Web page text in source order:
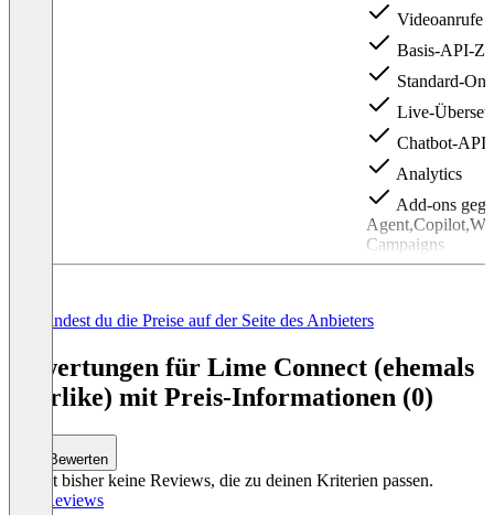
Videoanrufe
Basis-API-
Standard-
Live-
Chatbot-API
Analytics
Add-ons
Campaigns
Hier findest du die Preise auf der Seite des Anbieters
Bewertungen für Lime Connect (ehemals
Userlike) mit Preis-Informationen (0)
Bewerten
Es gibt bisher keine Reviews, die zu deinen Kriterien passen.
Alle Reviews